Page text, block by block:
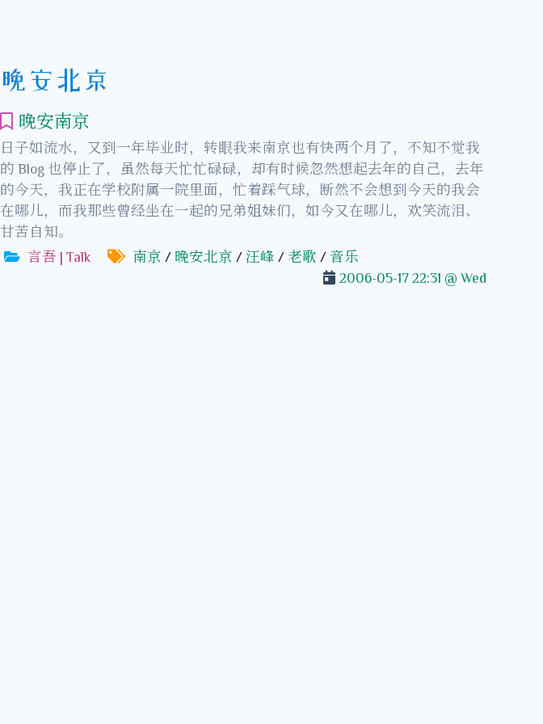
晚安北京
晚安南京
日子如流水，又到一年毕业时，转眼我来南京也有快两个月了，不知不觉我
的 Blog 也停止了，虽然每天忙忙碌碌，却有时候忽然想起去年的自己，去年
的今天，我正在学校附属一院里面，忙着踩气球，断然不会想到今天的我会
在哪儿，而我那些曾经坐在一起的兄弟姐妹们，如今又在哪儿，欢笑流泪、
甘苦自知。
言吾 | Talk
南京 / 晚安北京 / 汪峰 / 老歌 / 音乐
2006-05-17 22:31 @ Wed